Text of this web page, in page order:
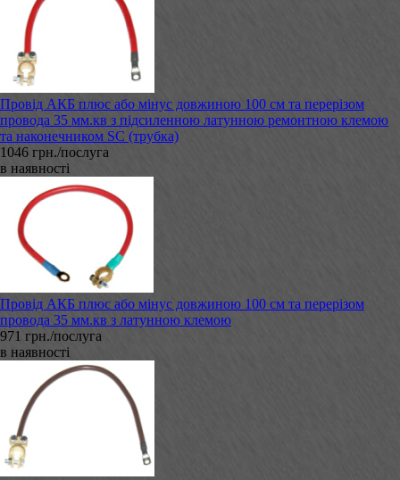
Провід АКБ плюс або мінус довжиною 100 см та перерізом
провода 35 мм.кв з підсиленною латунною ремонтною клемою
та наконечником SC (трубка)
1046 грн./послуга
в наявності
Провід АКБ плюс або мінус довжиною 100 см та перерізом
провода 35 мм.кв з латунною клемою
971 грн./послуга
в наявності